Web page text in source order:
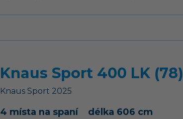
kuchyni
podvozku
Premium
Knaus Sport 400 LK (78)
Knaus Sport 2025
4 místa na spaní délka 606 cm